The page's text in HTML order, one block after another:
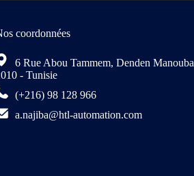
coordonnées
6 Rue Abou Tammem, Denden Manouba
- Tunisie
(+216) 98 128 966
a.najiba@htl-automation.com